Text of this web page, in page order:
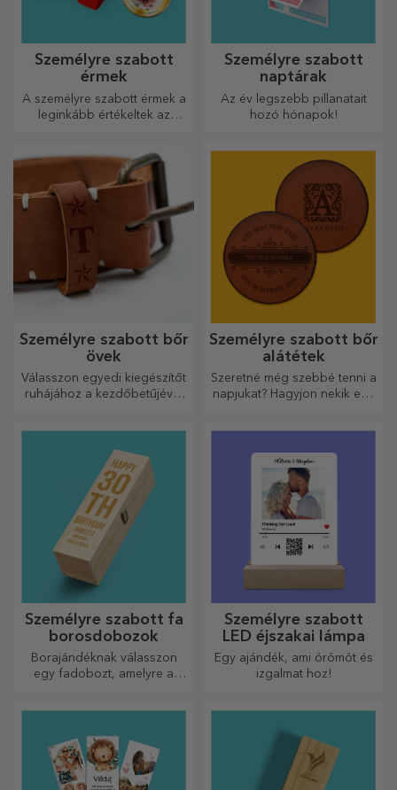
Személyre szabott
érmek
A személyre szabott érmek a
leginkább értékeltek az
elismerheti az érdemeiket!
Személyre szabott
naptárak
Az év legszebb pillanatait
hozó hónapok!
Személyre szabott bőr
övek
Válasszon egyedi kiegészítőt
ruhájához a kezdőbetűjével
Személyre szabott bőr
alátétek
Szeretné még szebbé tenni a
napjukat? Hagyjon nekik egy
Személyre szabott fa
borosdobozok
Borajándéknak válasszon
egy fadobozt, amelyre a
Személyre szabott
LED éjszakai lámpa
Egy ajándék, ami örömöt és
izgalmat hoz!